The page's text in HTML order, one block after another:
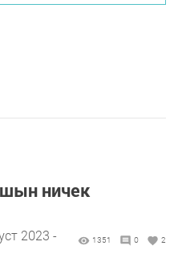
ничек
2023 -
1351 0 2